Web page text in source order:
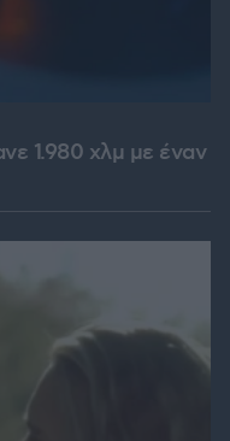
1.980 χλμ με έναν